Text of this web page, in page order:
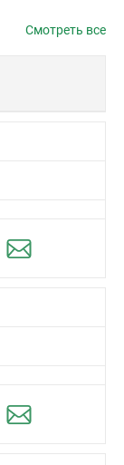
Смотреть все